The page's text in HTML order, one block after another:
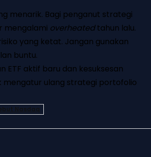
menarik. Bagi penganut strategi
mengalami overheatedtahun lalu.
yang ketat. Jangan gunakan
buntu.
ETF aktif baru dan kesuksesan
mengatur ulang strategi portofolio
Nasdaq